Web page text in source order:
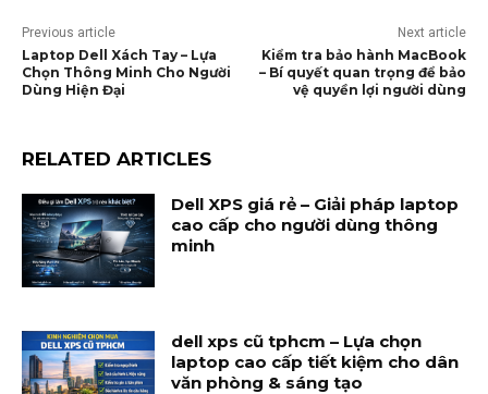
Previous article
Laptop Dell Xách Tay – Lựa
Chọn Thông Minh Cho Người
Dùng Hiện Đại
Next article
Kiểm tra bảo hành MacBook
– Bí quyết quan trọng để bảo
vệ quyền lợi người dùng
RELATED ARTICLES
Dell XPS giá rẻ – Giải pháp laptop
cao cấp cho người dùng thông
minh
dell xps cũ tphcm – Lựa chọn
laptop cao cấp tiết kiệm cho dân
văn phòng & sáng tạo